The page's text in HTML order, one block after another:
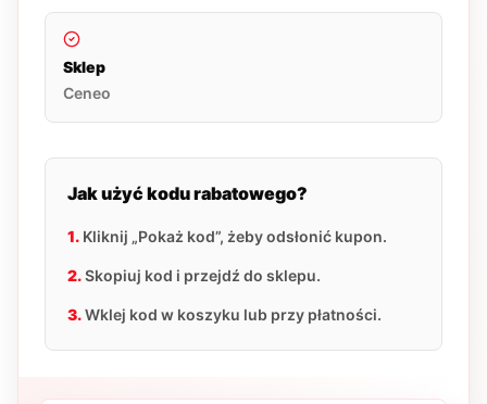
Sklep
Ceneo
Jak użyć kodu rabatowego?
1. Kliknij „Pokaż kod”, żeby odsłonić kupon.
2.Skopiuj kod i przejdź do sklepu.
3.Wklej kod w koszyku lub przy płatności.